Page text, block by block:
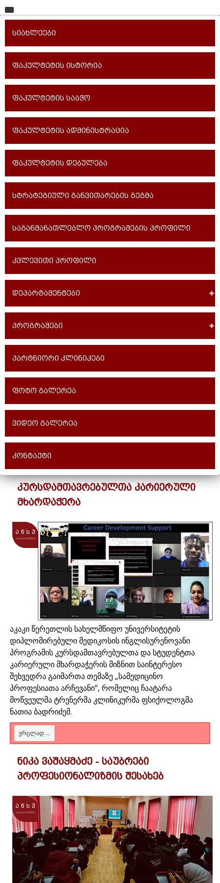
მთავარი
სწავლა
კვლევა
ინტერნაციონალიზაცია
სიახლეები
ფაკულტეტის ისტორია
ფაკულტეტის საბჭო
ფაკულტეტის ადმინისტრაცია
ფაკულტეტის დებულება
სტრატეგიული განვითარების გეგმა
საგანმანათლებლო პროგრამების პროფილი
კვლევითი პროფილი
დეპარტამენტები
პროგრამები
პარტნიორი კლინიკები
ფოტო გალერეა
ვიდეო გალერეა
კონტაქტი
კურსდამთავრებულთა კარიერული
მხარდაჭერა
აკაკი წერეთლის სახელმწიფო უნივერსიტეტის
დიპლომირებული მედიკოსის ინგლისურენოვანი
პროგრამის კურსდამთავრებულთა და სტუდენტთა
კარიერული მხარდაჭერის მიზნით საინტერესო
შეხვედრა გაიმართა თემაზე „სამედიცინო
პროფესიათა არჩევანი“, რომელიც ჩაატარა
მოწვეულმა ტრენერმა კლინიკურმა ფსიქოლოგმა
ნათია ბადრიძემ.
ᲕᲠᲪᲚᲐᲓ ...
ნიკა ვაშაყმაძე - საუბრები
პროფესიონალიზმის შესახებ